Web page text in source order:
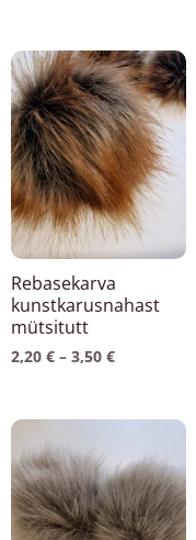
Rebasekarva
kunstkarusnahast
mütsitutt
2,20 € – 3,50 €
2,20 €
kuni
3,50 €
Sellel
tootel
on
mitu
varianti.
Valikuid
saab
teha
tootelehel.